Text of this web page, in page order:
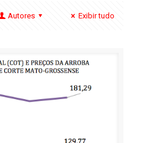
Autores Exibir tudo